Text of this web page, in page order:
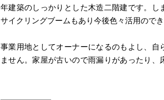
年建築のしっかりとした木造二階建です。し
サイクリングブームもあり今後色々活用のでき
事業用地としてオーナーになるのもよし、
ません。家屋が古いので雨漏りがあったり